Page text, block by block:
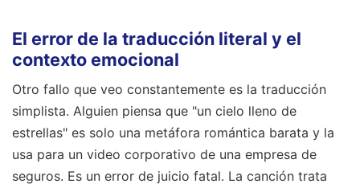
El error de la traducción literal y el
contexto emocional
Otro fallo que veo constantemente es la traducción
simplista. Alguien piensa que "un cielo lleno de
estrellas" es solo una metáfora romántica barata y la
usa para un video corporativo de una empresa de
seguros. Es un error de juicio fatal. La canción trata